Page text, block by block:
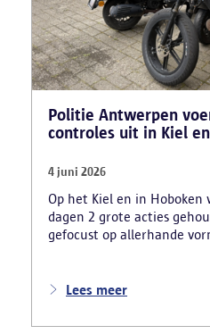
strafregister gebruikte.
Politie Antwerpen
controles uit in Kiel
4 juni 2026
Op het Kiel en in Hoboken
dagen 2 grote acties
gefocust op allerhande
Lees meer